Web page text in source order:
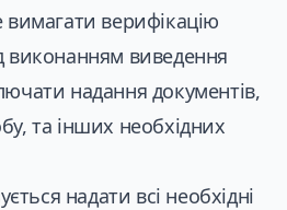
верифікацію
виконанням виведення
надання документів,
та інших необхідних
надати всі необхідні